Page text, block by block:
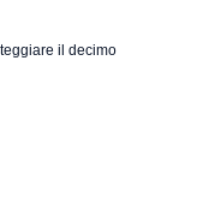
il decimo